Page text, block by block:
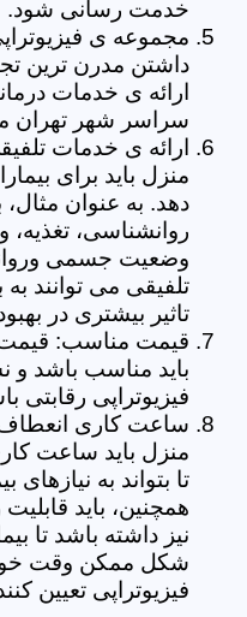
خدمت رسانی شود.
مجموعه ی
داشتن مدرن ترین
ارائه ی خدمات
سراسر شهر تهران
ارائه ی خدمات
منزل باید برای
دهد. به عنوان مثال،
روانشناسی، تغذیه،
وضعیت جسمی
تلفیقی می توانند
تاثیر بیشتری در
قیمت مناسب: قیمت
باید مناسب باشد و
فیزیوتراپی رقابتی
ساعت کاری انعطاف
منزل باید ساعت
تا بتواند به
همچنین، باید
نیز داشته باشد تا
شکل ممکن وقت خود
فیزیوتراپی تعیین